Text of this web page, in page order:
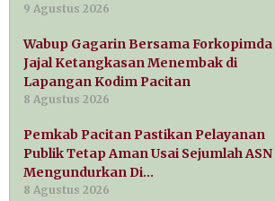
9 Agustus 2026
Wabup Gagarin Bersama Forkopimda
Jajal Ketangkasan Menembak di
Lapangan Kodim Pacitan
8 Agustus 2026
Pemkab Pacitan Pastikan Pelayanan
Publik Tetap Aman Usai Sejumlah ASN
Mengundurkan Di…
8 Agustus 2026